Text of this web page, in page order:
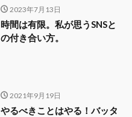
2023年7月13日
時間は有限。私が思うSNSと
の付き合い方。
2021年9月19日
やるべきことはやる！バッタ